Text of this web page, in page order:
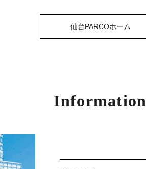
仙台PARCOホーム
Information